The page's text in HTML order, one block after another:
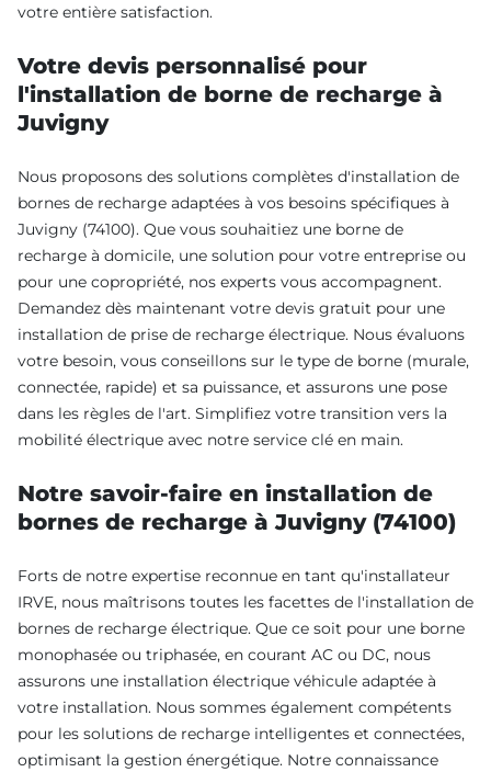
votre entière satisfaction.
Votre devis personnalisé pour
l'installation de borne de recharge à
Juvigny
Nous proposons des solutions complètes d'installation de
bornes de recharge adaptées à vos besoins spécifiques à
Juvigny (74100). Que vous souhaitiez une borne de
recharge à domicile, une solution pour votre entreprise ou
pour une copropriété, nos experts vous accompagnent.
Demandez dès maintenant votre devis gratuit pour une
installation de prise de recharge électrique. Nous évaluons
votre besoin, vous conseillons sur le type de borne (murale,
connectée, rapide) et sa puissance, et assurons une pose
dans les règles de l'art. Simplifiez votre transition vers la
mobilité électrique avec notre service clé en main.
Notre savoir-faire en installation de
bornes de recharge à Juvigny (74100)
Forts de notre expertise reconnue en tant qu'installateur
IRVE, nous maîtrisons toutes les facettes de l'installation de
bornes de recharge électrique. Que ce soit pour une borne
monophasée ou triphasée, en courant AC ou DC, nous
assurons une installation électrique véhicule adaptée à
votre installation. Nous sommes également compétents
pour les solutions de recharge intelligentes et connectées,
optimisant la gestion énergétique. Notre connaissance